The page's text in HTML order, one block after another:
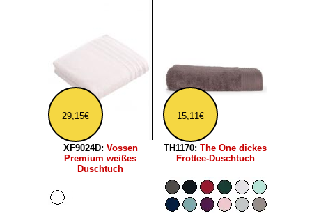
29,15€
XF9024D: Vossen
Premium weißes
Duschtuch
15,11€
TH1170: The One dickes
Frottee-Duschtuch